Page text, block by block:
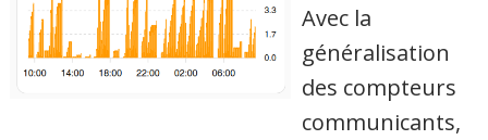
Avec la
généralisation
des compteurs
communicants,